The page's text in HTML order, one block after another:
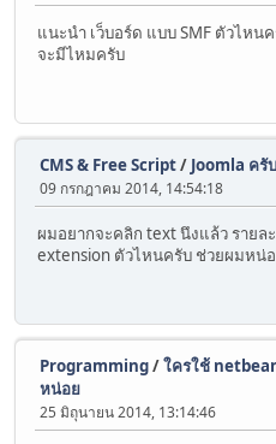
แนะนำ เว็บอร์ด แบบ SMF ตัวไห
จะมีไหมครับ
CMS & Free Script/ Joomla ค
09 กรกฎาคม 2014, 14:54:18
ผมอยากจะคลิก text นึงแล้ว รายล
extension ตัวไหนครับ ช่วยผมหน่
Programming/ใครใช้
หน่อย
25 มิถุนายน 2014, 13:14:46